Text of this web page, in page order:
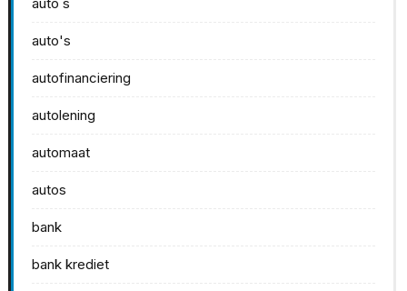
auto's
autofinanciering
autolening
automaat
autos
bank
bank krediet